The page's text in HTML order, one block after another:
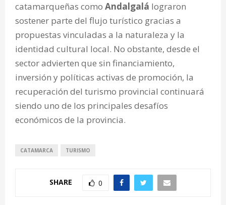
catamarqueñas como Andalgalá lograron
sostener parte del flujo turístico gracias a
propuestas vinculadas a la naturaleza y la
identidad cultural local. No obstante, desde el
sector advierten que sin financiamiento,
inversión y políticas activas de promoción, la
recuperación del turismo provincial continuará
siendo uno de los principales desafíos
económicos de la provincia.
CATAMARCA TURISMO
SHARE 0